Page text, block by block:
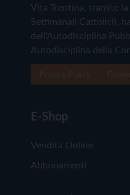
Vita Trentina, tramite la
Settimanali Cattolici),
dell'Autodisciplina
Autodisciplina della
E-Shop
Vendita Online
Abbonamenti